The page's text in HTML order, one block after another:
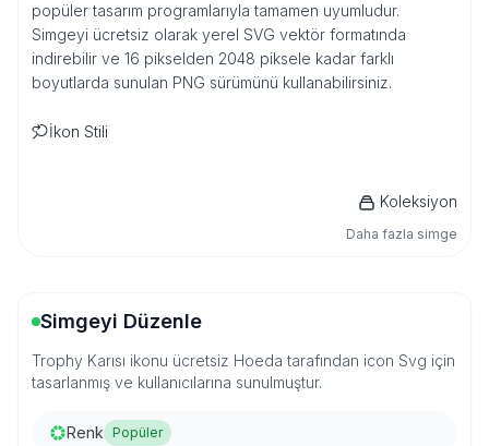
popüler tasarım programlarıyla tamamen uyumludur.
Simgeyi ücretsiz olarak yerel SVG vektör formatında
indirebilir ve 16 pikselden 2048 piksele kadar farklı
boyutlarda sunulan PNG sürümünü kullanabilirsiniz.
İkon Stili
Koleksiyon
Daha fazla simge
Simgeyi Düzenle
Trophy Karısı ikonu ücretsiz Hoeda tarafından icon Svg için
tasarlanmış ve kullanıcılarına sunulmuştur.
Renk Popüler